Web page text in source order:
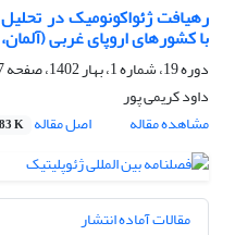
رهیافت ژئواکونومیک در
با کشورهای اروپای غربی (آلمان،
دوره 19، شماره 1، بهار 1402، صفحه
داود کریمی پور
مشاهده مقاله
اصل مقاله K
مقالات آماده انتشار